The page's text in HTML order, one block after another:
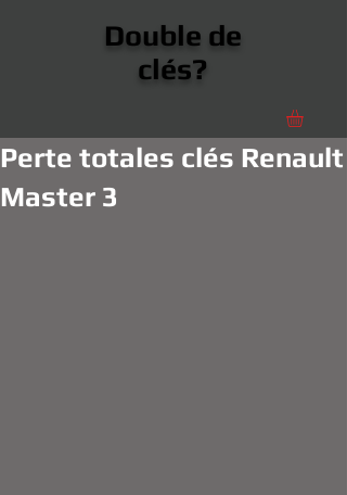
Double de
clés?
Perte totales clés Renault
Master 3